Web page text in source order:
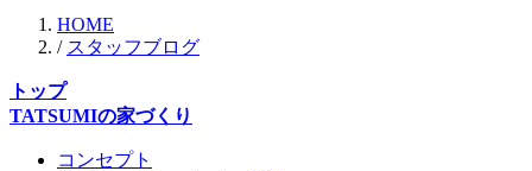
HOME
/ スタッフブログ
トップ
TATSUMIの家づくり
コンセプト